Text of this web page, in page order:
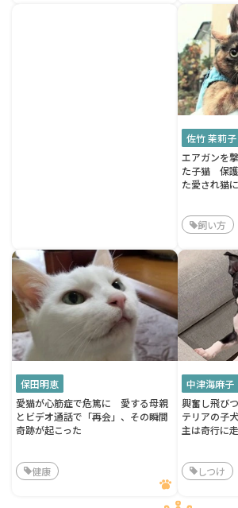
佐竹 茉莉子
エアガンを
た子猫 保護
た愛され猫に
飼い方
保田明恵
愛猫が心筋症で危篤に 愛する母親
とビデオ通話で「再会」、その瞬間
奇跡が起こった
健康
中津海麻子
興奮し飛び
テリアの子
主は奇行に
しつけ